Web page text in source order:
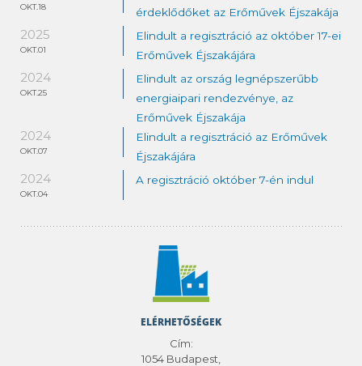
OKT.18
érdeklődőket az Erőművek Éjszakája
2025
OKT.01
Elindult a regisztráció az október 17-ei
Erőművek Éjszakájára
2024
OKT.25
Elindult az ország legnépszerűbb
energiaipari rendezvénye, az
Erőművek Éjszakája
2024
OKT.07
Elindult a regisztráció az Erőművek
Éjszakájára
2024
OKT.04
A regisztráció október 7-én indul
ELÉRHETŐSÉGEK
Cím:
1054 Budapest,